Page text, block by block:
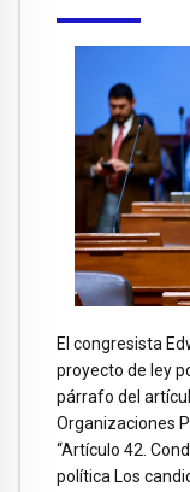
El congresista
proyecto de ley
párrafo del
Organizaciones
“Artículo 42.
política Los